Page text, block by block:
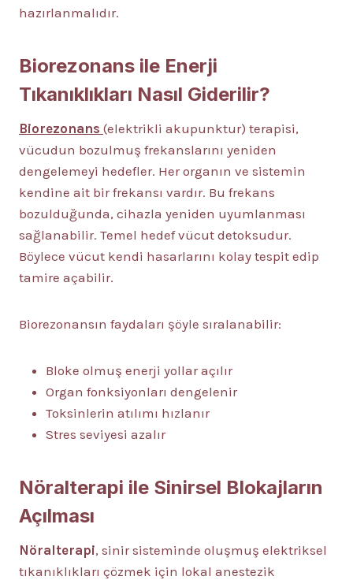
hazırlanmalıdır.
Biorezonans ile Enerji
Tıkanıklıkları Nasıl Giderilir?
Biorezonans (elektrikli akupunktur) terapisi,
vücudun bozulmuş frekanslarını yeniden
dengelemeyi hedefler. Her organın ve sistemin
kendine ait bir frekansı vardır. Bu frekans
bozulduğunda, cihazla yeniden uyumlanması
sağlanabilir. Temel hedef vücut detoksudur.
Böylece vücut kendi hasarlarını kolay tespit edip
tamire açabilir.
Biorezonansın faydaları şöyle sıralanabilir:
Bloke olmuş enerji yollar açılır
Organ fonksiyonları dengelenir
Toksinlerin atılımı hızlanır
Stres seviyesi azalır
Nöralterapi ile Sinirsel Blokajların
Açılması
Nöralterapi, sinir sisteminde oluşmuş elektriksel
tıkanıklıkları çözmek için lokal anestezik